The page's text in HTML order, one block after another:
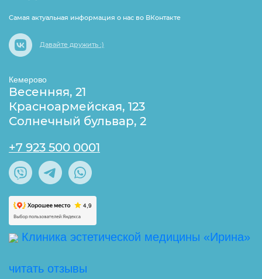
Самая актуальная информация о нас во ВКонтакте
Давайте дружить :)
Кемерово
Весенняя, 21
Красноармейская, 123
Солнечный бульвар, 2
+7 923 500 0001
Клиника эстетической медицины «Ирина»
читать отзывы